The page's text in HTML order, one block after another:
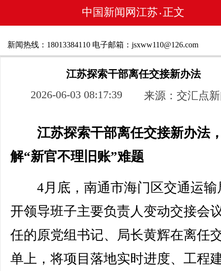
中国新闻网江苏 • 正文
新闻热线：18013384110 电子邮箱：jsxww110@126.com
江苏探索干部离任交接新办法
2026-06-03 08:17:39 来源：交汇点
江苏探索干部离任交接新办法
解“新官不理旧账”难题
4月底，南通市海门区交通运输
开领导班子主要负责人变动交接会
任的原党组书记、局长黄辉在离任
单上，将项目落地实时进度、工程